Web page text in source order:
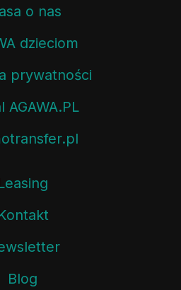
o nas
dzieciom
prywatności
AGAWA.PL
Blog